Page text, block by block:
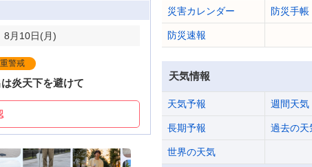
8月10日(月)
警戒
炎天下を避けて
災害カレンダー
防災手帳
防災速報
天気情報
天気予報 週間天気
長期予報 過去の天
世界の天気